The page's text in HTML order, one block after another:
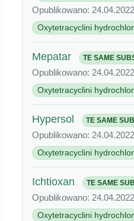
Opublikowano:
Oxytetracyclini
Mepatar TE SAME
Opublikowano:
Oxytetracyclini
Hypersol TE SAME
Opublikowano:
Oxytetracyclini
Ichtioxan TE SAME
Opublikowano:
Oxytetracyclini